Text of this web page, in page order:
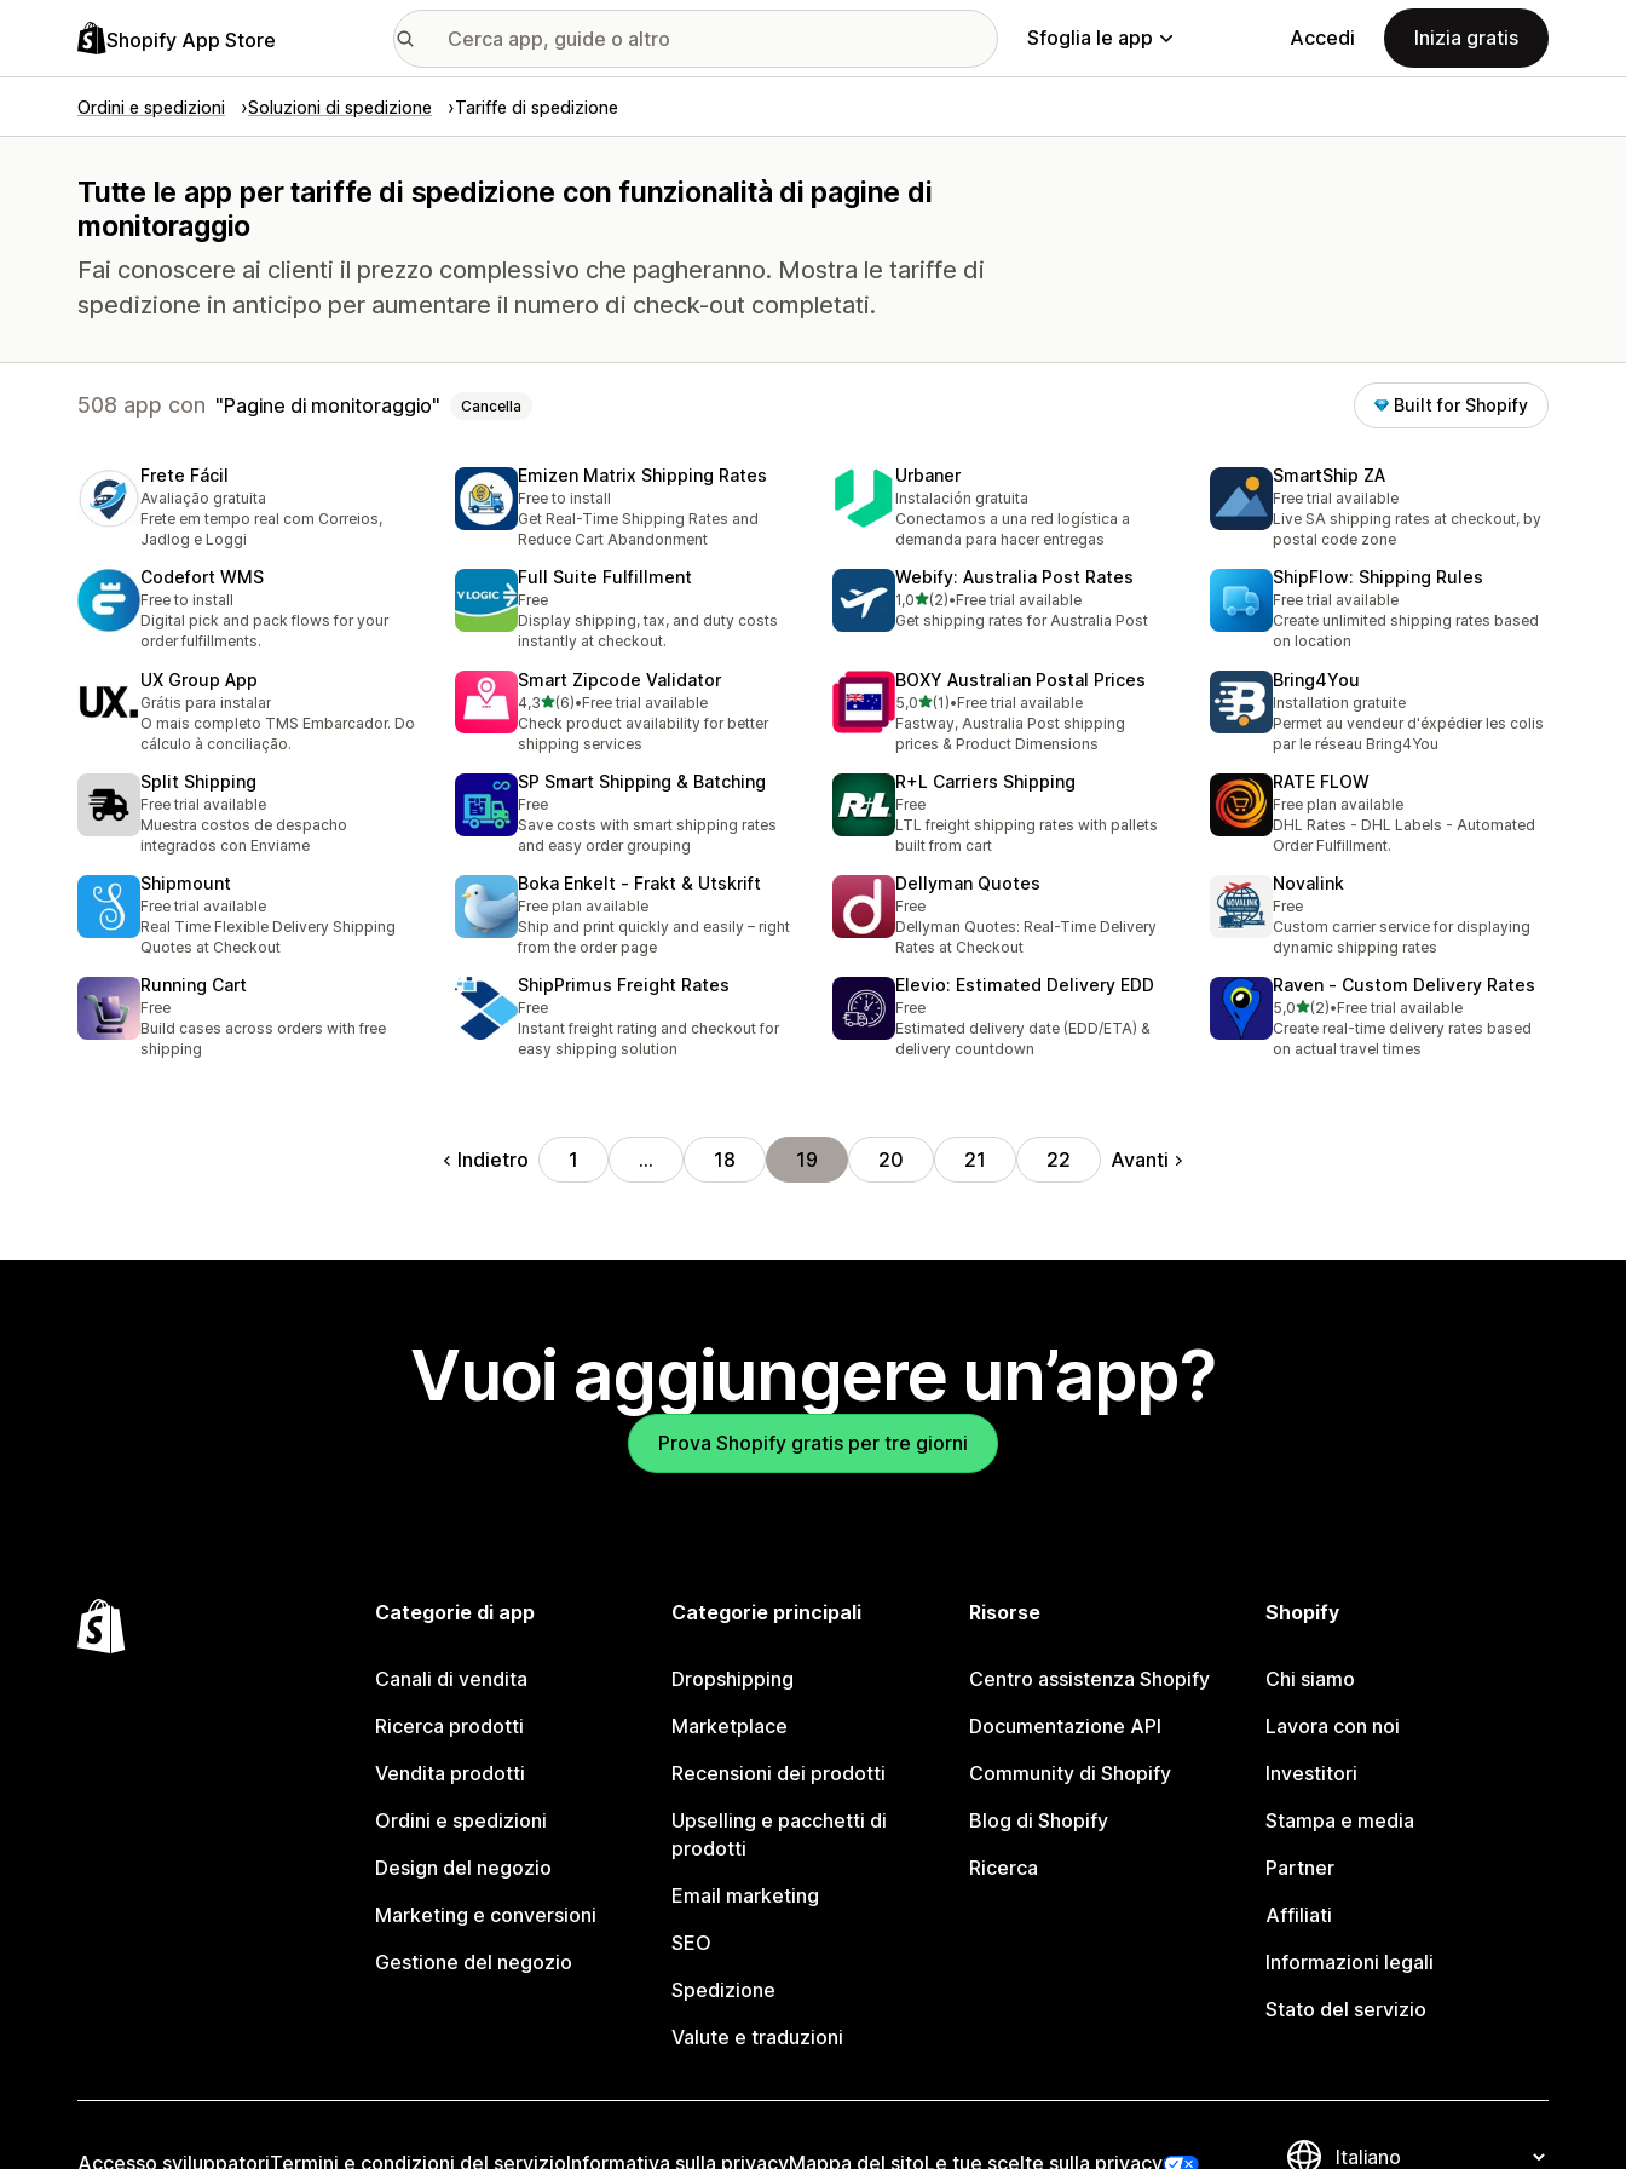
Shopify App Store Sfoglia le app Accedi Inizia gratis
Ordini e spedizioni Soluzioni di spedizione Tariffe di spedizione
Tutte le app per tariffe di spedizione con funzionalità di pagine di
monitoraggio
Fai conoscere ai clienti il prezzo complessivo che pagheranno. Mostra le tariffe di
spedizione in anticipo per aumentare il numero di check-out completati.
508 app con Pagine di monitoraggio Cancella Built for Shopify
Frete Fácil
Avaliação gratuita
Frete em tempo real com Correios,
Jadlog e Loggi
Emizen Matrix Shipping Rates
Free to install
Get Real-Time Shipping Rates and
Reduce Cart Abandonment
Urbaner
Instalación gratuita
Conectamos a una red logística a
demanda para hacer entregas
SmartShip ZA
Free trial available
Live SA shipping rates at checkout, by
postal code zone
Codefort WMS
Free to install
Digital pick and pack flows for your
order fulfillments.
Full Suite Fulfillment
Free
Display shipping, tax, and duty costs
instantly at checkout.
Webify: Australia Post Rates
1,0stelle su 5
(2)
2 recensioni totali
•Free trial available
Get shipping rates for Australia Post
ShipFlow: Shipping Rules
Free trial available
Create unlimited shipping rates based
on location
UX Group App
Grátis para instalar
O mais completo TMS Embarcador. Do
cálculo à conciliação.
Smart Zipcode Validator
4,3stelle su 5
(6)
6 recensioni totali
•Free trial available
Check product availability for better
shipping services
BOXY Australian Postal Prices
5,0stelle su 5
(1)
1 recensioni totali
•Free trial available
Fastway, Australia Post shipping
prices & Product Dimensions
Bring4You
Installation gratuite
Permet au vendeur d'éxpédier les colis
par le réseau Bring4You
Split Shipping
Free trial available
Muestra costos de despacho
integrados con Enviame
SP Smart Shipping & Batching
Free
Save costs with smart shipping rates
and easy order grouping
R+L Carriers Shipping
Free
LTL freight shipping rates with pallets
built from cart
RATE FLOW
Free plan available
DHL Rates - DHL Labels - Automated
Order Fulfillment.
Shipmount
Free trial available
Real Time Flexible Delivery Shipping
Quotes at Checkout
Boka Enkelt ‑ Frakt & Utskrift
Free plan available
Ship and print quickly and easily – right
from the order page
Dellyman Quotes
Free
Dellyman Quotes: Real-Time Delivery
Rates at Checkout
Novalink
Free
Custom carrier service for displaying
dynamic shipping rates
Running Cart
Free
Build cases across orders with free
shipping
ShipPrimus Freight Rates
Free
Instant freight rating and checkout for
easy shipping solution
Elevio: Estimated Delivery EDD
Free
Estimated delivery date (EDD/ETA) &
delivery countdown
Raven ‑ Custom Delivery Rates
5,0stelle su 5
(2)
2 recensioni totali
•Free trial available
Create real-time delivery rates based
on actual travel times
Indietro 1 … 18 19 20 21 22 Avanti
Vuoi aggiungere un’app?
Prova Shopify gratis per tre giorni
Categorie di app
Canali di vendita
Ricerca prodotti
Vendita prodotti
Ordini e spedizioni
Design del negozio
Marketing e conversioni
Gestione del negozio
Categorie principali
Dropshipping
Marketplace
Recensioni dei prodotti
Upselling e pacchetti di
prodotti
Email marketing
SEO
Spedizione
Valute e traduzioni
Risorse
Centro assistenza Shopify
Documentazione API
Community di Shopify
Blog di Shopify
Ricerca
Shopify
Chi siamo
Lavora con noi
Investitori
Stampa e media
Partner
Affiliati
Informazioni legali
Stato del servizio
Accesso sviluppatoriTermini e condizioni del servizioInformativa sulla privacyMappa del sitoLe tue scelte sulla privacy